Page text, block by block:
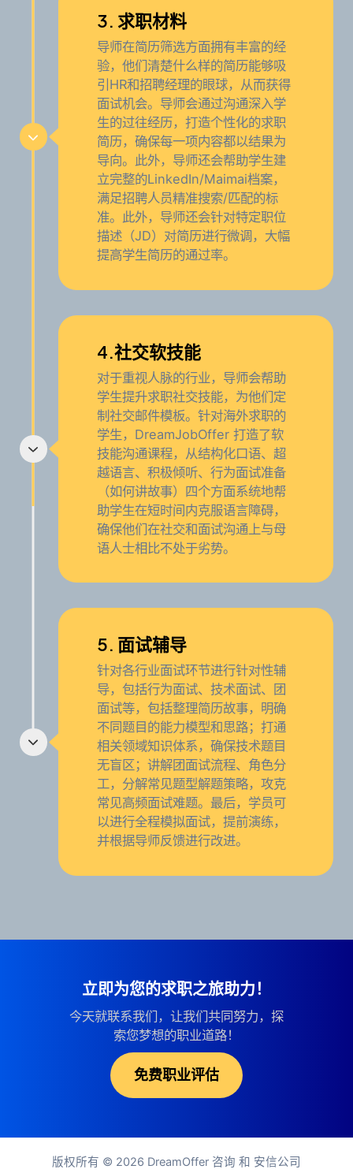
3. 求职材料
导师在简历筛选方面拥有丰富的经
验，他们清楚什么样的简历能够吸
引HR和招聘经理的眼球，从而获得
面试机会。导师会通过沟通深入学
生的过往经历，打造个性化的求职
简历，确保每一项内容都以结果为
导向。此外，导师还会帮助学生建
立完整的LinkedIn/Maimai档案，
满足招聘人员精准搜索/匹配的标
准。此外，导师还会针对特定职位
描述（JD）对简历进行微调，大幅
提高学生简历的通过率。
4.社交软技能
对于重视人脉的行业，导师会帮助
学生提升求职社交技能，为他们定
制社交邮件模板。针对海外求职的
学生，DreamJobOffer 打造了软
技能沟通课程，从结构化口语、超
越语言、积极倾听、行为面试准备
（如何讲故事）四个方面系统地帮
助学生在短时间内克服语言障碍，
确保他们在社交和面试沟通上与母
语人士相比不处于劣势。
5. 面试辅导
针对各行业面试环节进行针对性辅
导，包括行为面试、技术面试、团
面试等，包括整理简历故事，明确
不同题目的能力模型和思路；打通
相关领域知识体系，确保技术题目
无盲区；讲解团面试流程、角色分
工，分解常见题型解题策略，攻克
常见高频面试难题。最后，学员可
以进行全程模拟面试，提前演练，
并根据导师反馈进行改进。
立即为您的求职之旅助力！
今天就联系我们，让我们共同努力，探
索您梦想的职业道路！
免费职业评估
版权所有 © 2026 DreamOffer 咨询 和 安信公司